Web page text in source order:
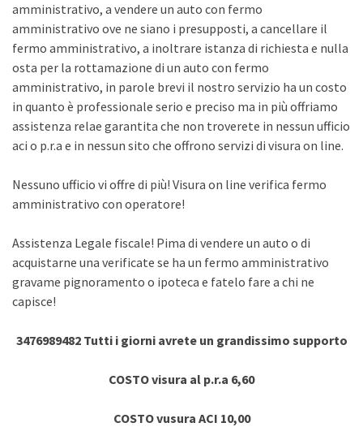
amministrativo, a vendere un auto con fermo
amministrativo ove ne siano i presupposti, a cancellare il
fermo amministrativo, a inoltrare istanza di richiesta e nulla
osta per la rottamazione di un auto con fermo
amministrativo, in parole brevi il nostro servizio ha un costo
in quanto è professionale serio e preciso ma in più offriamo
assistenza relae garantita che non troverete in nessun ufficio
aci o p.r.a e in nessun sito che offrono servizi di visura on line.
Nessuno ufficio vi offre di più! Visura on line verifica fermo
amministrativo con operatore!
Assistenza Legale fiscale! Pima di vendere un auto o di
acquistarne una verificate se ha un fermo amministrativo
gravame pignoramento o ipoteca e fatelo fare a chi ne
capisce!
3476989482 Tutti i giorni avrete un grandissimo supporto
COSTO visura al p.r.a 6,60
COSTO vusura ACI 10,00